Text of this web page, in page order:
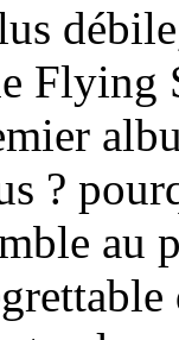
?
au